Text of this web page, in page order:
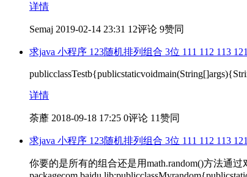
详情
Semaj 2019-02-14 23:31 12评论 9赞同
求java 小程序 123随机排列组合 3位 111 112 113
详情
荼蘼 2018-09-18 17:25 0评论 11赞同
求java 小程序 123随机排列组合 3位 111 112 113
你要的是所有的组合还是用math.random()方法通